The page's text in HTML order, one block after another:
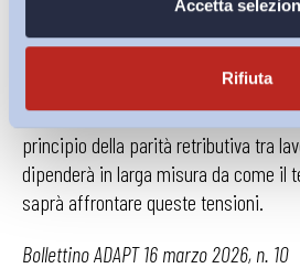
Accetta
Rifiuta
sulle componenti più opache e
retribuzione
risultare non solo formalmente
anche coerente con la sua finalità –
principio della parità retributiva tra
dipenderà in larga misura da come il
saprà affrontare queste tensioni.
Bollettino ADAPT 16 marzo 2026, n. 10